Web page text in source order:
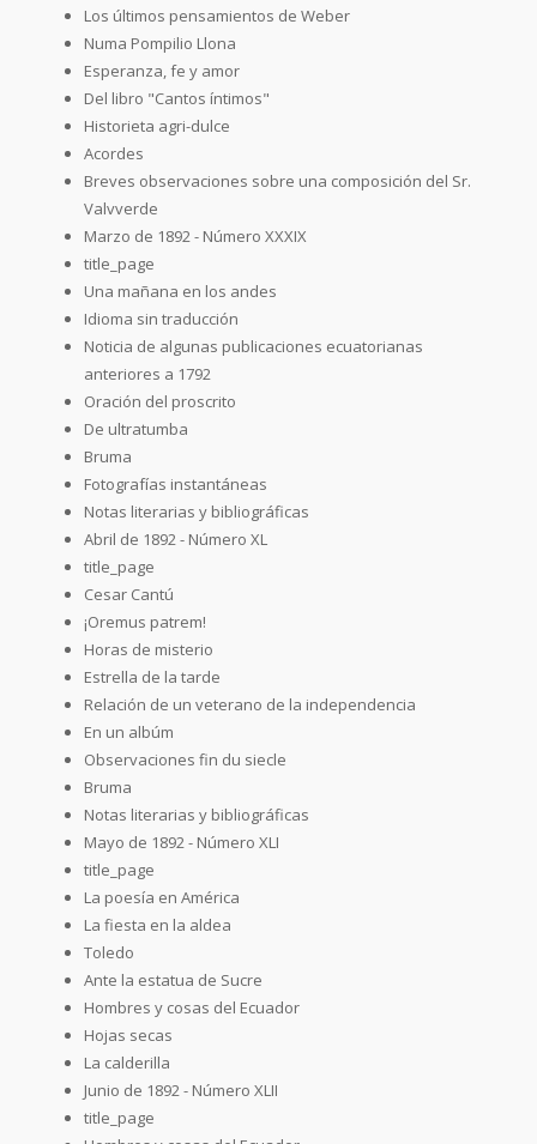
Los últimos pensamientos de Weber
Numa Pompilio Llona
Esperanza, fe y amor
Del libro "Cantos íntimos"
Historieta agri-dulce
Acordes
Breves observaciones sobre una composición del Sr.
Valvverde
Marzo de 1892 - Número XXXIX
title_page
Una mañana en los andes
Idioma sin traducción
Noticia de algunas publicaciones ecuatorianas
anteriores a 1792
Oración del proscrito
De ultratumba
Bruma
Fotografías instantáneas
Notas literarias y bibliográficas
Abril de 1892 - Número XL
title_page
Cesar Cantú
¡Oremus patrem!
Horas de misterio
Estrella de la tarde
Relación de un veterano de la independencia
En un albúm
Observaciones fin du siecle
Bruma
Notas literarias y bibliográficas
Mayo de 1892 - Número XLI
title_page
La poesía en América
La fiesta en la aldea
Toledo
Ante la estatua de Sucre
Hombres y cosas del Ecuador
Hojas secas
La calderilla
Junio de 1892 - Número XLII
title_page